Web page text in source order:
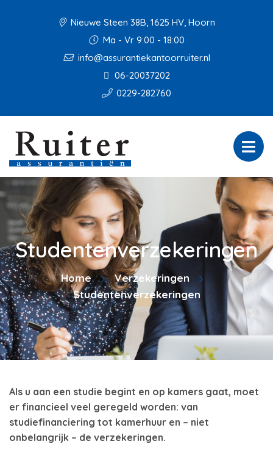
Nieuwe Steen 38B, 1625 HV, Hoorn
Ma - Vr 9:00 - 18:00
info@assurantiekantoorruiter.nl
06-20037202
0229-282760
Studentenverzekeringen
Home
Verzekeringen
Studentenverzekeringen
Als u aan een studie begint en op kamers gaat, moet
er financieel veel geregeld worden: van
studiefinanciering tot kamerhuur en – niet
onbelangrijk – de verzekeringen.